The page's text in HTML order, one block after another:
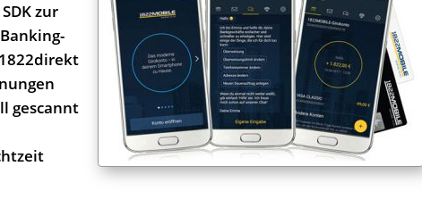
zur
gescannt